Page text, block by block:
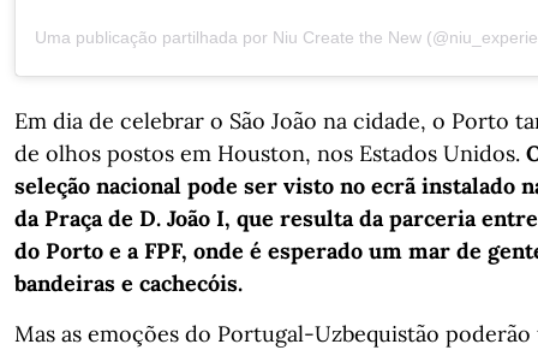
Uma publicação partilhada por Niu Create the New
Em dia de celebrar o São João na cidade, o Porto
de olhos postos em Houston, nos Estados Unidos.
seleção nacional pode ser visto no ecrã instalado
da Praça de D. João I, que resulta da parceria
do Porto e a FPF, onde é esperado um mar de
bandeiras e cachecóis.
Mas as emoções do Portugal-Uzbequistão poderão